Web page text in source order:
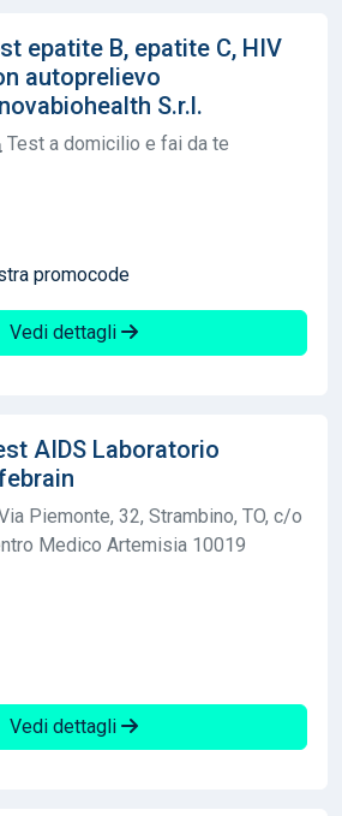
epatite B, epatite C, HIV
autoprelievo
S.r.l.
Test a domicilio e fai da te
promocode
Vedi dettagli
AIDS Laboratorio
Piemonte, 32, Strambino, TO, c/o
Medico Artemisia 10019
Vedi dettagli